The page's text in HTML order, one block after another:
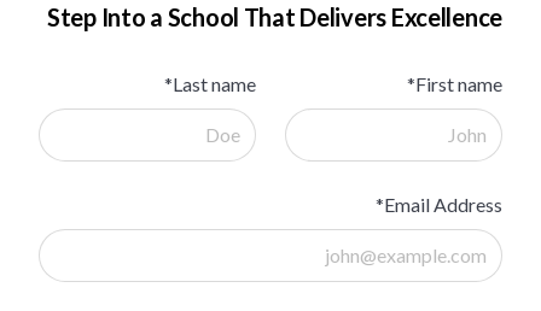
Step Into a School That Delivers Excellence
First name*
Last name*
Email Address*